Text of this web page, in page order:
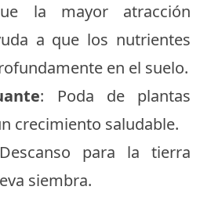
la mayor atracción
a que los nutrientes
en el suelo.
: Poda de plantas
crecimiento saludable.
para la tierra
siembra.